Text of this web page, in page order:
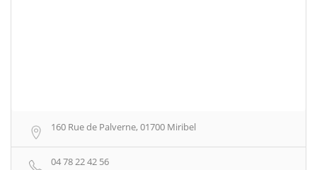
160 Rue de Palverne, 01700 Miribel
04 78 22 42 56